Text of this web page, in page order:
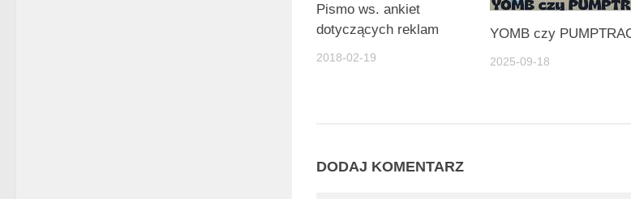
Pismo ws. ankiet
dotyczących reklam
2018-02-19
YOMB czy
2025-09-18
DODAJ KOMENTARZ